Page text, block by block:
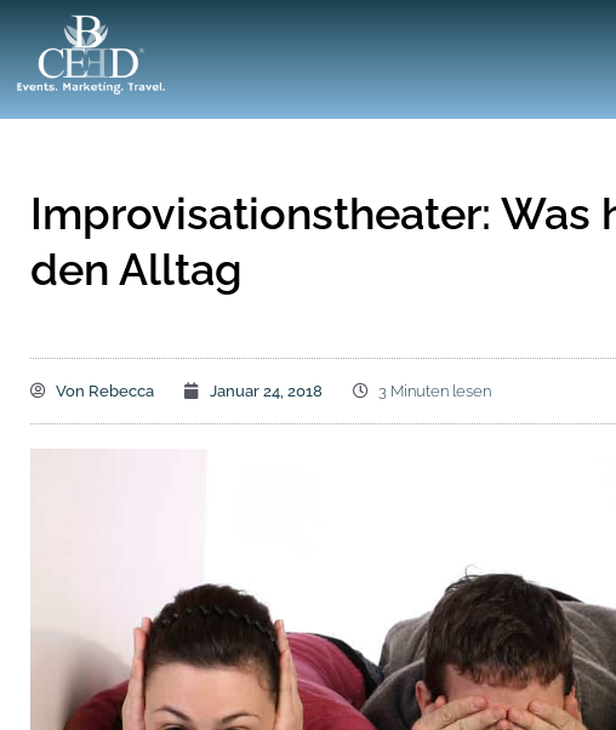
Improvisationstheater: Was
den Alltag
Von Rebecca Januar 24, 2018 3 Minuten lesen